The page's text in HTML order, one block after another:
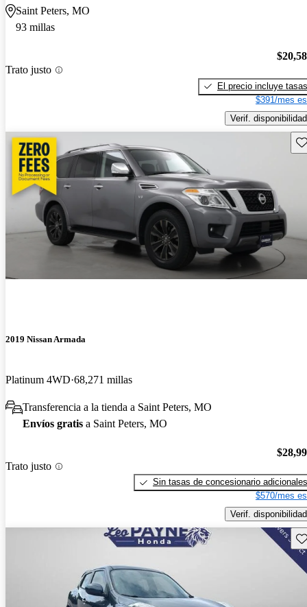
Saint Peters, MO
93 millas
Trato justo
El precio incluye tasas
$391/mes
Verif. disponibilidad
2019 Nissan Armada
Platinum 4WD 68,271 millas
Transferencia a la tienda a Saint Peters, MO
Envíos gratis a Saint Peters, MO
Trato justo
Sin tasas de concesionario adicionales
$570/mes
Verif. disponibilidad